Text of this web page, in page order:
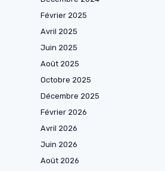
Février 2025
Avril 2025
Juin 2025
Août 2025
Octobre 2025
Décembre 2025
Février 2026
Avril 2026
Juin 2026
Août 2026